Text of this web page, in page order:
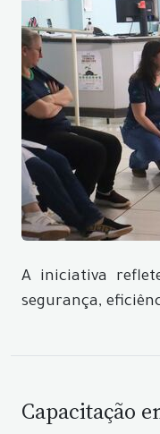
A iniciativa
segurança,
Capacitação